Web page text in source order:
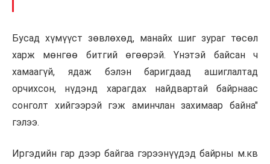
Бусад хүмүүст зөвлөхөд, манайх шиг зураг төсөл
харж мөнгөө битгий өгөөрэй. Үнэтэй байсан ч
хамаагүй, ядаж бэлэн баригдаад ашиглалтад
орчихсон, нүдэнд харагдах найдвартай байрнаас
сонголт хийгээрэй гэж аминчлан захимаар байна"
гэлээ.
Иргэдийн гар дээр байгаа гэрээнүүдэд байрны м.кв